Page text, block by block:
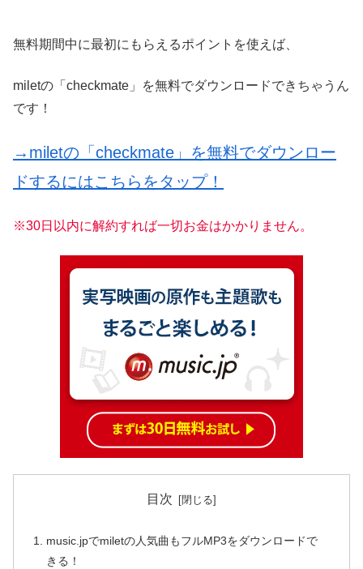
無料期間中に最初にもらえるポイントを使えば、
miletの「checkmate」を無料でダウンロードできちゃうん
です！
→miletの「checkmate」を無料でダウンロー
ドするにはこちらをタップ！
※30日以内に解約すれば一切お金はかかりません。
目次
music.jpでmiletの人気曲もフルMP3をダウンロードで
きる！